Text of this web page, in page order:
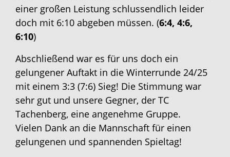
einer großen Leistung schlussendlich leider
doch mit 6:10 abgeben müssen. (6:4, 4:6,
6:10)
Abschließend war es für uns doch ein
gelungener Auftakt in die Winterrunde 24/25
mit einem 3:3 (7:6) Sieg! Die Stimmung war
sehr gut und unsere Gegner, der TC
Tachenberg, eine angenehme Gruppe.
Vielen Dank an die Mannschaft für einen
gelungenen und spannenden Spieltag!